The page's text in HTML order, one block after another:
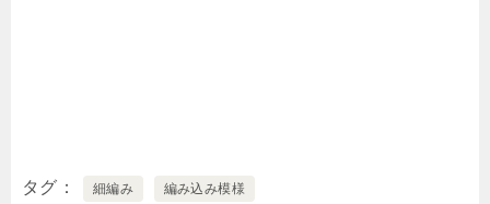
タグ 細編み 編み込み模様